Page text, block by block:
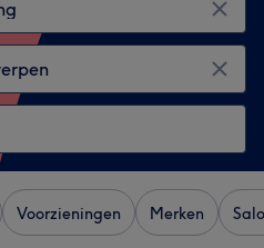
Voorzieningen Merken